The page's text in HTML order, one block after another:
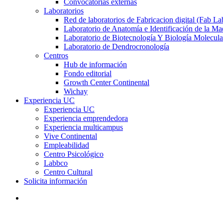
Convocatorias externas
Laboratorios
Red de laboratorios de Fabricacion digital (Fab
Laboratorio de Anatomía e Identificación de la
Laboratorio de Biotecnología Y Biología
Laboratorio de Dendrocronología
Centros
Hub de información
Fondo editorial
Growth Center Continental
Wichay
Experiencia UC
Experiencia UC
Experiencia emprendedora
Experiencia multicampus
Vive Continental
Empleabilidad
Centro Psicológico
Labbco
Centro Cultural
Solicita información